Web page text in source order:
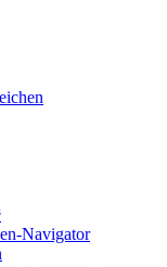
Navigator